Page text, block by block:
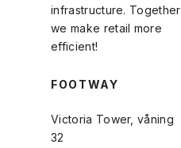
infrastructure. Together
we make retail more
efficient!
FOOTWAY
Victoria Tower, våning
32